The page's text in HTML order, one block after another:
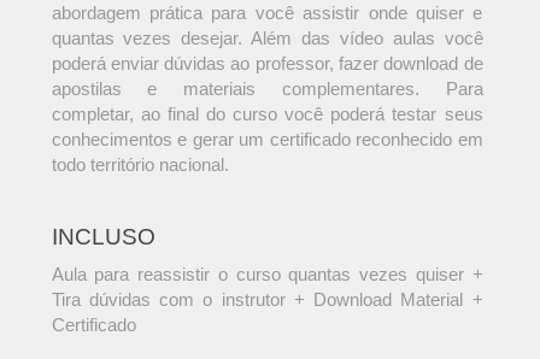
abordagem prática para você assistir onde quiser e
quantas vezes desejar. Além das vídeo aulas você
poderá enviar dúvidas ao professor, fazer download de
apostilas e materiais complementares. Para
completar, ao final do curso você poderá testar seus
conhecimentos e gerar um certificado reconhecido em
todo território nacional.
INCLUSO
Aula para reassistir o curso quantas vezes quiser +
Tira dúvidas com o instrutor + Download Material +
Certificado